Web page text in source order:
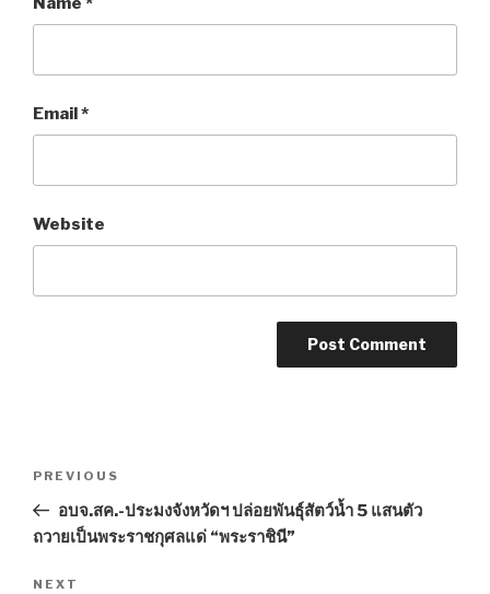
Email*
Website
Previous
Post
PREVIOUS
อบจ.สค.-ประมงจังหวัดฯ ปล่อยพันธุ์สัตว์น้ำ 5 แสนตัว
ถวายเป็นพระราชกุศลแด่ “พระราชินี”
Next
NEXT